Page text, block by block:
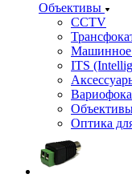
Объективы
CCTV
Машинное
ITS
Оптика